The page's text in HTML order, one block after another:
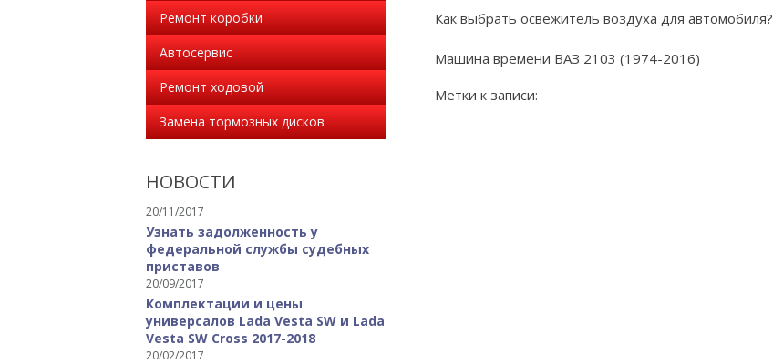
Ремонт коробки
Автосервис
Ремонт ходовой
Замена тормозных дисков
НОВОСТИ
20/11/2017
Узнать задолженность у
федеральной службы судебных
приставов
20/09/2017
Комплектации и цены
универсалов Lada Vesta SW и Lada
Vesta SW Cross 2017-2018
20/02/2017
Как выбрать освежитель воздуха для автомобиля?
Машина времени ВАЗ 2103 (1974-2016)
Метки к записи: